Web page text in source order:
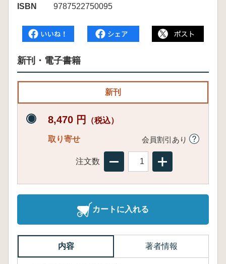
ISBN
9787522750095
新刊・電子書籍
新刊
8,470 円 （税込）
取り寄せ 会員割引あり
注文数
カートに入れる
内容 著者情報